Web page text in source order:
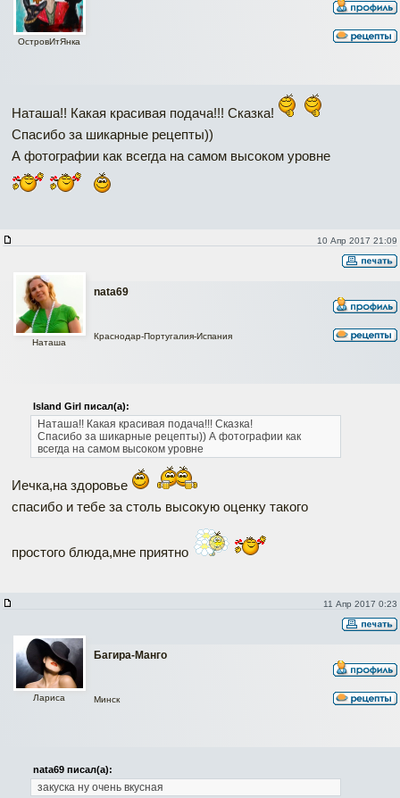
ОстровИтЯнка
Наташа!! Какая красивая подача!!! Сказка!
Спасибо за шикарные рецепты))
А фотографии как всегда на самом высоком уровне
10 Апр 2017 21:09
nata69
Наташа
Краснодар-Португалия-Испания
Island Girl писал(а):
Наташа!! Какая красивая подача!!! Сказка!
Спасибо за шикарные рецепты)) А фотографии как
всегда на самом высоком уровне
Иечка,на здоровье
спасибо и тебе за столь высокую оценку такого
простого блюда,мне приятно
11 Апр 2017 0:23
Багира-Манго
Лариса Минск
nata69 писал(а):
закуска ну очень вкусная